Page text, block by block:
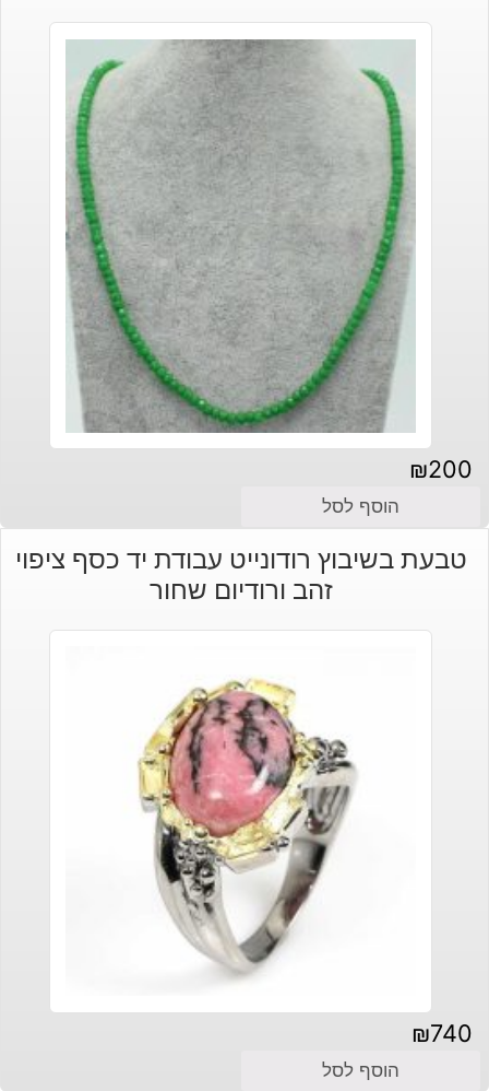
₪200
הוסף לסל
טבעת בשיבוץ רודונייט עבודת יד כסף ציפוי
זהב ורודיום שחור
₪740
הוסף לסל